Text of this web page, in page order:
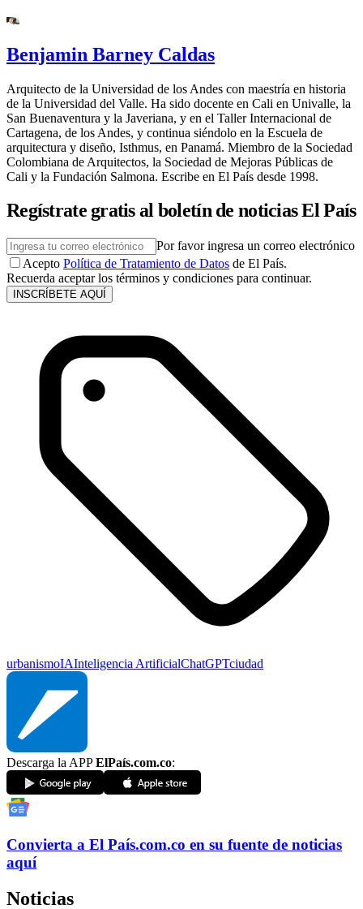
Benjamin Barney Caldas
Arquitecto de la Universidad de los Andes con maestría en historia
de la Universidad del Valle. Ha sido docente en Cali en Univalle, la
San Buenaventura y la Javeriana, y en el Taller Internacional de
Cartagena, de los Andes, y continua siéndolo en la Escuela de
arquitectura y diseño, Isthmus, en Panamá. Miembro de la Sociedad
Colombiana de Arquitectos, la Sociedad de Mejoras Públicas de
Cali y la Fundación Salmona. Escribe en El País desde 1998.
Regístrate gratis al boletín de noticias El País
Por favor ingresa un correo electrónico
Acepto Política de Tratamiento de Datos de El País.
Recuerda aceptar los términos y condiciones para continuar.
INSCRÍBETE AQUÍ
urbanismoIAInteligencia ArtificialChatGPTciudad
Descarga la APPElPaís.com.co:
Convierta a El País.com.co en su fuente de noticias
aquí
Noticias